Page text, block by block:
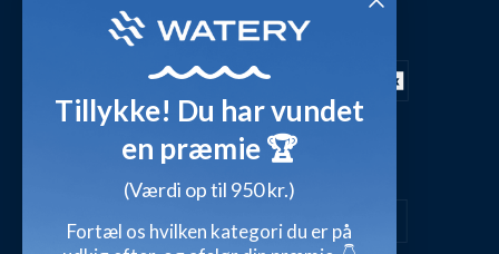
Video studio
Shop outfits fra kunder
Inspirationsunivers
Giv et gavekort
Kundeanmeldelser
FAQ - Mest stillede spørgsmål
Presse
Waterylife - Guides fra eksperter (Blog)
Dag-til-dag levering med
Sikker betaling med
Tillykke! Du har vundet
en præmie 🏆
(Værdi op til 950 kr.)
Fortæl os hvilken kategori du er på